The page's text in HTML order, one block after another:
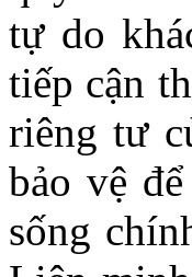
tự do
tiếp cận
riêng tư
bảo vệ
sống